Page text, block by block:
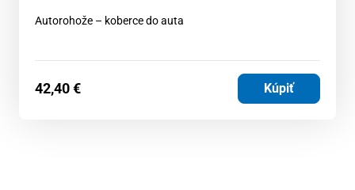
Autorohože – koberce do auta
42,40€ Kúpiť